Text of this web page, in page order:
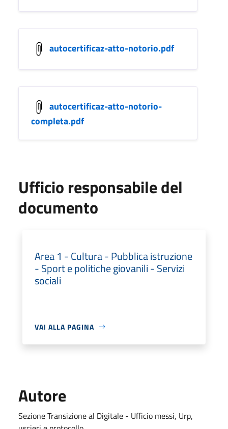
autocertificaz-atto-notorio.pdf
autocertificaz-atto-notorio-
completa.pdf
Ufficio responsabile del
documento
Area 1 - Cultura - Pubblica istruzione
- Sport e politiche giovanili - Servizi
sociali
VAI ALLA PAGINA
Autore
Sezione Transizione al Digitale - Ufficio messi, Urp,